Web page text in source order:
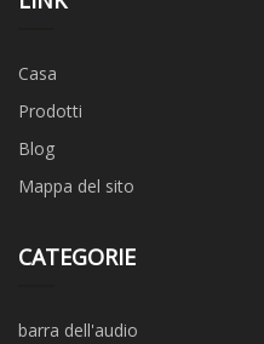
Casa
Prodotti
Blog
Mappa del sito
CATEGORIE
barra dell'audio